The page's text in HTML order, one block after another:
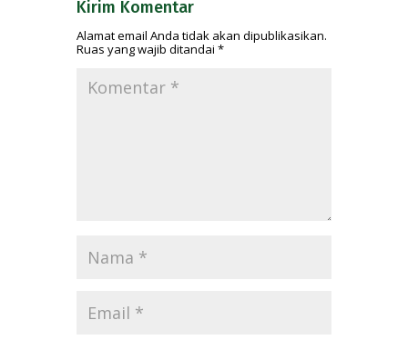
Kirim Komentar
Alamat email Anda tidak akan dipublikasikan.
Ruas yang wajib ditandai *